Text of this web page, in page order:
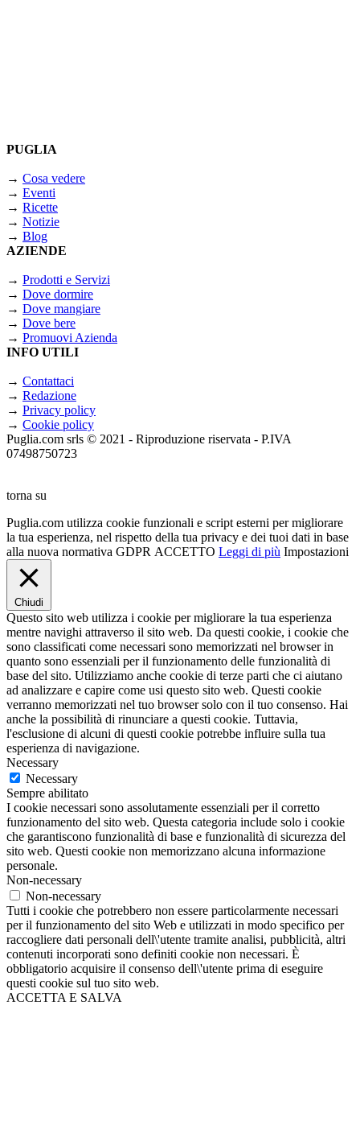
PUGLIA
→ Cosa vedere
→ Eventi
→ Ricette
→ Notizie
→ Blog
AZIENDE
→ Prodotti e Servizi
→ Dove dormire
→ Dove mangiare
→ Dove bere
→ Promuovi Azienda
INFO UTILI
→ Contattaci
→ Redazione
→ Privacy policy
→ Cookie policy
Puglia.com srls © 2021 - Riproduzione riservata - P.IVA
07498750723
torna su
Puglia.com utilizza cookie funzionali e script esterni per migliorare
la tua esperienza, nel rispetto della tua privacy e dei tuoi dati in base
alla nuova normativa GDPR ACCETTO Leggi di più Impostazioni
Chiudi
Questo sito web utilizza i cookie per migliorare la tua esperienza
mentre navighi attraverso il sito web. Da questi cookie, i cookie che
sono classificati come necessari sono memorizzati nel browser in
quanto sono essenziali per il funzionamento delle funzionalità di
base del sito. Utilizziamo anche cookie di terze parti che ci aiutano
ad analizzare e capire come usi questo sito web. Questi cookie
verranno memorizzati nel tuo browser solo con il tuo consenso. Hai
anche la possibilità di rinunciare a questi cookie. Tuttavia,
l'esclusione di alcuni di questi cookie potrebbe influire sulla tua
esperienza di navigazione.
Necessary
Necessary
Sempre abilitato
I cookie necessari sono assolutamente essenziali per il corretto
funzionamento del sito web. Questa categoria include solo i cookie
che garantiscono funzionalità di base e funzionalità di sicurezza del
sito web. Questi cookie non memorizzano alcuna informazione
personale.
Non-necessary
Non-necessary
Tutti i cookie che potrebbero non essere particolarmente necessari
per il funzionamento del sito Web e utilizzati in modo specifico per
raccogliere dati personali dell\'utente tramite analisi, pubblicità, altri
contenuti incorporati sono definiti cookie non necessari. È
obbligatorio acquisire il consenso dell\'utente prima di eseguire
questi cookie sul tuo sito web.
ACCETTA E SALVA